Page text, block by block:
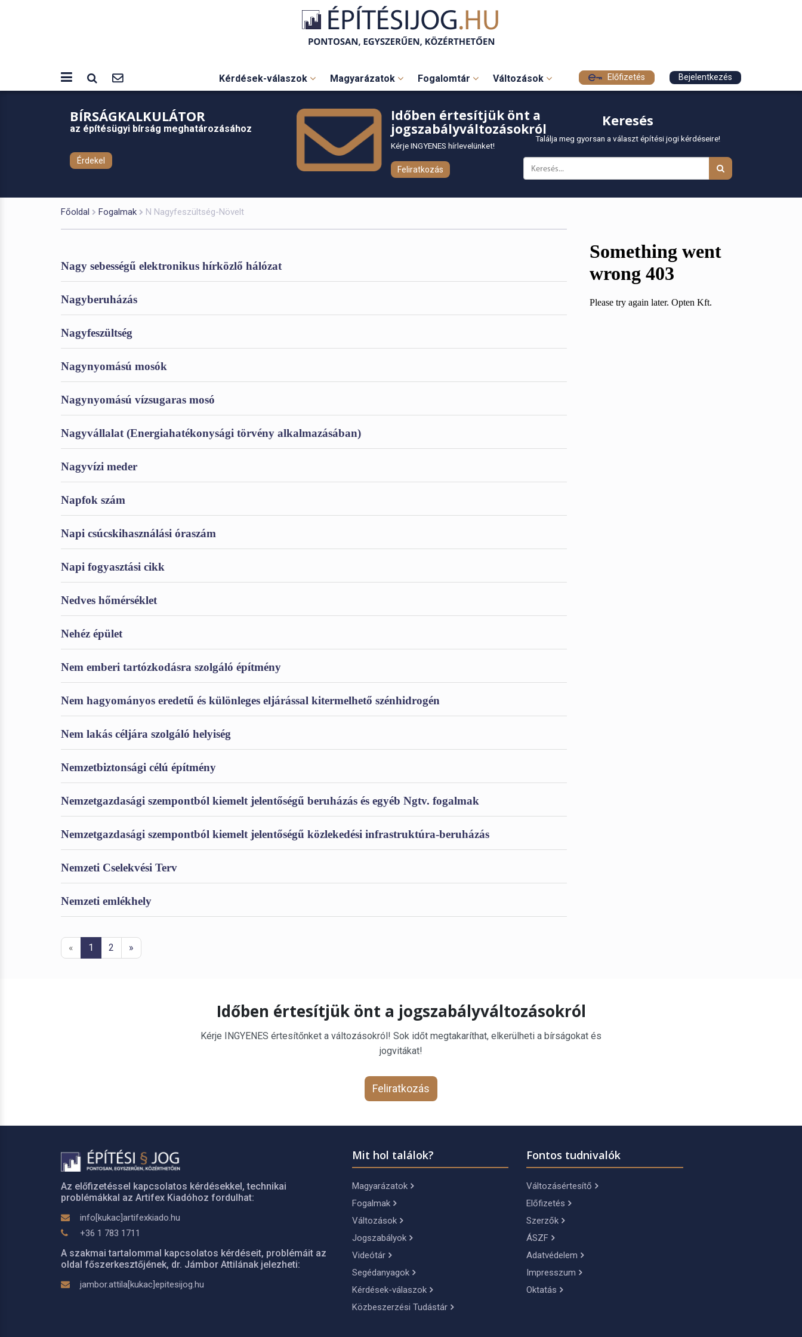
Kérdések-válaszok Magyarázatok Fogalomtár Változások Előfizetés Bejelentkezés
BÍRSÁGKALKULÁTOR
az építésügyi bírság meghatározásához
Érdekel
Időben értesítjük önt a
jogszabályváltozásokról
Kérje INGYENES hírlevelünket!
Feliratkozás
Keresés
Találja meg gyorsan a választ építési jogi kérdéseire!
Főoldal Fogalmak N Nagyfeszültség-Növelt
Nagy sebességű elektronikus hírközlő hálózat
Nagyberuházás
Nagyfeszültség
Nagynyomású mosók
Nagynyomású vízsugaras mosó
Nagyvállalat (Energiahatékonysági törvény alkalmazásában)
Nagyvízi meder
Napfok szám
Napi csúcskihasználási óraszám
Napi fogyasztási cikk
Nedves hőmérséklet
Nehéz épület
Nem emberi tartózkodásra szolgáló építmény
Nem hagyományos eredetű és különleges eljárással kitermelhető szénhidrogén
Nem lakás céljára szolgáló helyiség
Nemzetbiztonsági célú építmény
Nemzetgazdasági szempontból kiemelt jelentőségű beruházás és egyéb Ngtv. fogalmak
Nemzetgazdasági szempontból kiemelt jelentőségű közlekedési infrastruktúra-beruházás
Nemzeti Cselekvési Terv
Nemzeti emlékhely
« 1 2 »
Időben értesítjük önt a jogszabályváltozásokról
Kérje INGYENES értesítőnket a változásokról! Sok időt megtakaríthat, elkerülheti a bírságokat és
jogvitákat!
Feliratkozás
Az előfizetéssel kapcsolatos kérdésekkel, technikai
problémákkal az Artifex Kiadóhoz fordulhat:
info[kukac]artifexkiado.hu
+36 1 783 1711
A szakmai tartalommal kapcsolatos kérdéseit, problémáit az
oldal főszerkesztőjének, dr. Jámbor Attilának jelezheti:
jambor.attila[kukac]epitesijog.hu
Mit hol találok?
Magyarázatok
Fogalmak
Változások
Jogszabályok
Videótár
Segédanyagok
Kérdések-válaszok
Közbeszerzési Tudástár
Fontos tudnivalók
Változásértesítő
Előfizetés
Szerzők
ÁSZF
Adatvédelem
Impresszum
Oktatás